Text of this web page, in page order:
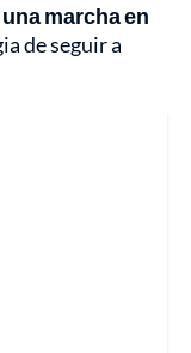
marcha en
de seguir a